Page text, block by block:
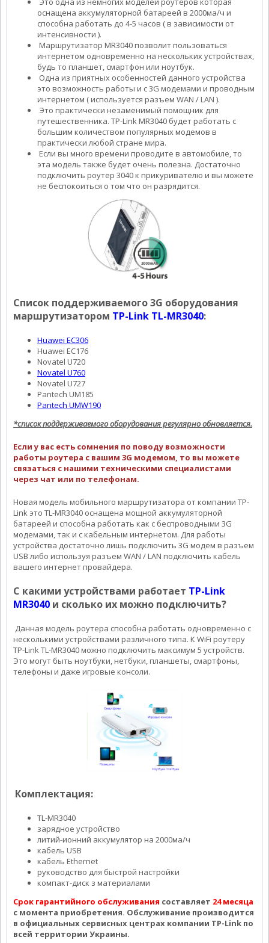
оснащена аккумуляторной батареей в 2000ма/ч и
способна работать до 4-5 часов ( в зависимости от
интенсивности ).
Маршрутизатор MR3040 позволит пользоваться
интернетом одновременно на нескольких устройствах,
будь то планшет, смартфон или ноутбук.
Одна из приятных особенностей данного устройства
это возможность работы и с 3G модемами и проводным
интернетом ( используется разъем WAN / LAN ).
Это практически незаменимый помощник для
путешественника. TP-Link MR3040 будет работать с
большим количеством популярных модемов в
практически любой стране мира.
Если вы много времени проводите в автомобиле, то
эта модель также будет очень полезна. Достаточно
подключить роутер 3040 к прикуривателю и вы можете
не беспокоиться о том что он разрядится.
Список поддерживаемого 3G оборудования
маршрутизатором TP-Link TL-MR3040:
Huawei EC306
Huawei EC176
Novatel U720
Novatel U760
Novatel U727
Pantech UM185
Pantech UMW190
*список поддерживаемого оборудования регулярно обновляется.
Если у вас есть сомнения по поводу возможности
работы роутера с вашим 3G модемом, то вы можете
связаться с нашими техническими специалистами
через чат или по телефонам.
Новая модель мобильного маршрутизатора от компании TP-
Link это TL-MR3040 оснащена мощной аккумуляторной
батареей и способна работать как с беспроводными 3G
модемами, так и с кабельным интернетом. Для работы
устройства достаточно лишь подключить 3G модем в разъем
USB либо используя разъем WAN / LAN подключить кабель
вашего интернет провайдера.
С какими устройствами работает TP-Link
MR3040 и сколько их можно подключить?
Данная модель роутера способна работать одновременно с
несколькими устройствами различного типа. К WiFi роутеру
TP-Link TL-MR3040 можно подключить максимум 5 устройств.
Это могут быть ноутбуки, нетбуки, планшеты, смартфоны,
телефоны и даже игровые консоли.
Комплектация:
TL-MR3040
зарядное устройство
литий-ионний аккумулятор на 2000ма/ч
кабель USB
кабель Ethernet
руководство для быстрой настройки
компакт-диск з материалами
Срок гарантийного обслуживания составляет 24 месяца
с момента приобретения. Обслуживание производится
в официальных сервисных центрах компании TP-Link по
всей территории Украины.